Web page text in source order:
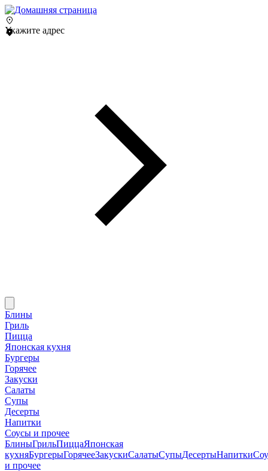
Укажите адрес
Блины
Гриль
Пицца
Японская кухня
Бургеры
Горячее
Закуски
Салаты
Супы
Десерты
Напитки
Соусы и прочее
БлиныГрильПиццаЯпонская
кухняБургерыГорячееЗакускиСалатыСупыДесертыНапитки
и прочее